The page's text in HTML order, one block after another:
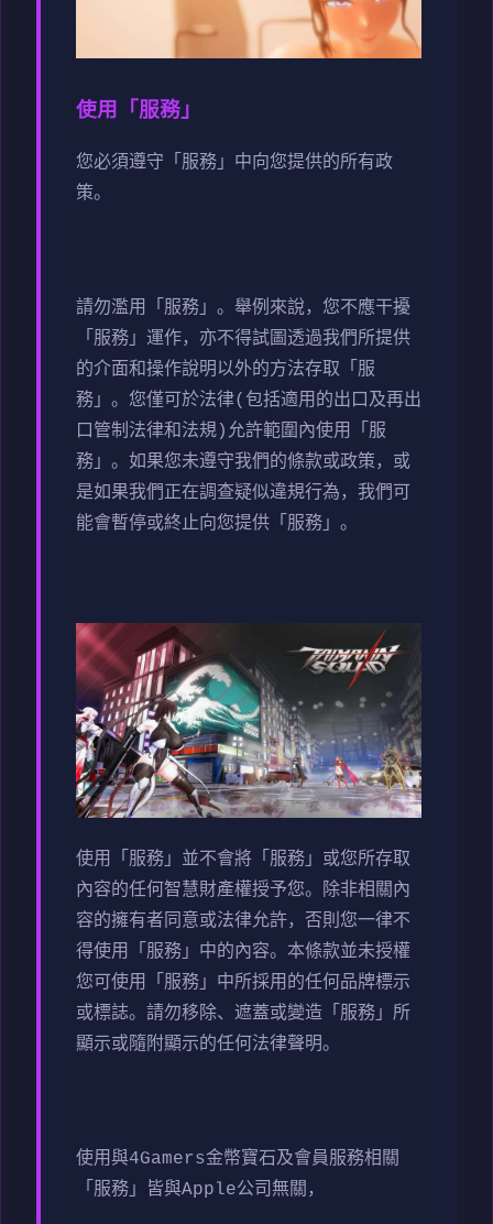
使用「服務」
您必須遵守「服務」中向您提供的所有政
策。
請勿濫用「服務」。舉例來說，您不應干擾
「服務」運作，亦不得試圖透過我們所提供
的介面和操作說明以外的方法存取「服
務」。您僅可於法律(包括適用的出口及再出
口管制法律和法規)允許範圍內使用「服
務」。如果您未遵守我們的條款或政策，或
是如果我們正在調查疑似違規行為，我們可
能會暫停或終止向您提供「服務」。
使用「服務」並不會將「服務」或您所存取
內容的任何智慧財產權授予您。除非相關內
容的擁有者同意或法律允許，否則您一律不
得使用「服務」中的內容。本條款並未授權
您可使用「服務」中所採用的任何品牌標示
或標誌。請勿移除、遮蓋或變造「服務」所
顯示或隨附顯示的任何法律聲明。
使用與4Gamers金幣寶石及會員服務相關
「服務」皆與Apple公司無關，